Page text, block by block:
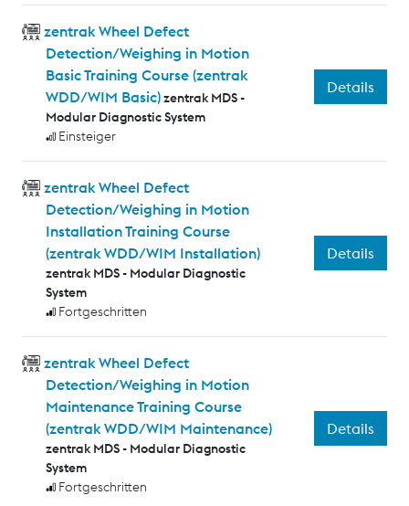
zentrak Wheel Defect
Detection/Weighing in Motion
Basic Training Course (zentrak
WDD/WIM Basic)zentrak MDS -
Modular Diagnostic System
Einsteiger
Details
zentrak Wheel Defect
Detection/Weighing in Motion
Installation Training Course
(zentrak WDD/WIM Installation)
zentrak MDS - Modular Diagnostic
System
Fortgeschritten
Details
zentrak Wheel Defect
Detection/Weighing in Motion
Maintenance Training Course
(zentrak WDD/WIM Maintenance)
zentrak MDS - Modular Diagnostic
System
Fortgeschritten
Details